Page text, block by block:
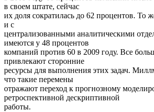
в своем штате, сейчас
их доля сократилась до 62 процентов. То
и с
централизованными аналитическими
имеются у 48 процентов
компаний против 60 в 2009 году. Все
привлекают сторонние
ресурсы для выполнения этих задач.
что такие перемены
отражают переход к прогнозному
ретроспективной дескриптивной
работы.